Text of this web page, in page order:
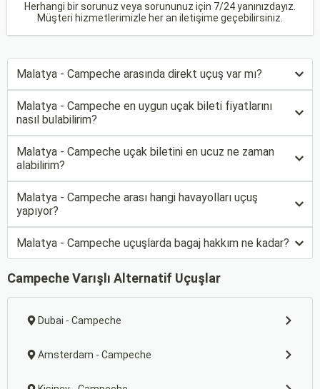
Herhangi bir sorunuz veya sorununuz için 7/24 yanınızdayız.
Müşteri hizmetlerimizle her an iletişime geçebilirsiniz.
Malatya - Campeche arasında direkt uçuş var mı?
Malatya - Campeche en uygun uçak bileti fiyatlarını
nasıl bulabilirim?
Malatya - Campeche uçak biletini en ucuz ne zaman
alabilirim?
Malatya - Campeche arası hangi havayolları uçuş
yapıyor?
Malatya - Campeche uçuşlarda bagaj hakkım ne kadar?
Campeche Varışlı Alternatif Uçuşlar
Dubai - Campeche
Amsterdam - Campeche